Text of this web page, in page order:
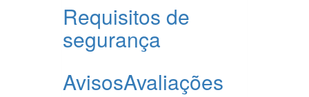
Requisitos de
segurança
AvisosAvaliações